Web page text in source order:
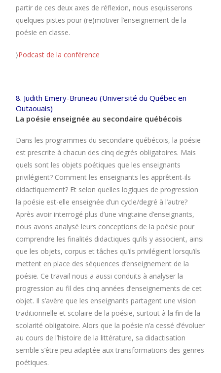
partir de ces deux axes de réflexion, nous esquisserons
quelques pistes pour (re)motiver l’enseignement de la
poésie en classe.
〉Podcast de la conférence
8. Judith Emery-Bruneau (Université du Québec en
Outaouais)
La poésie enseignée au secondaire québécois
Dans les programmes du secondaire québécois, la poésie
est prescrite à chacun des cinq degrés obligatoires. Mais
quels sont les objets poétiques que les enseignants
privilégient? Comment les enseignants les apprêtent-ils
didactiquement? Et selon quelles logiques de progression
la poésie est-elle enseignée d’un cycle/degré à l’autre?
Après avoir interrogé plus d’une vingtaine d’enseignants,
nous avons analysé leurs conceptions de la poésie pour
comprendre les finalités didactiques qu’ils y associent, ainsi
que les objets, corpus et tâches qu’ils privilégient lorsqu’ils
mettent en place des séquences d’enseignement de la
poésie. Ce travail nous a aussi conduits à analyser la
progression au fil des cinq années d’enseignements de cet
objet. Il s’avère que les enseignants partagent une vision
traditionnelle et scolaire de la poésie, surtout à la fin de la
scolarité obligatoire. Alors que la poésie n’a cessé d’évoluer
au cours de l’histoire de la littérature, sa didactisation
semble s’être peu adaptée aux transformations des genres
poétiques.